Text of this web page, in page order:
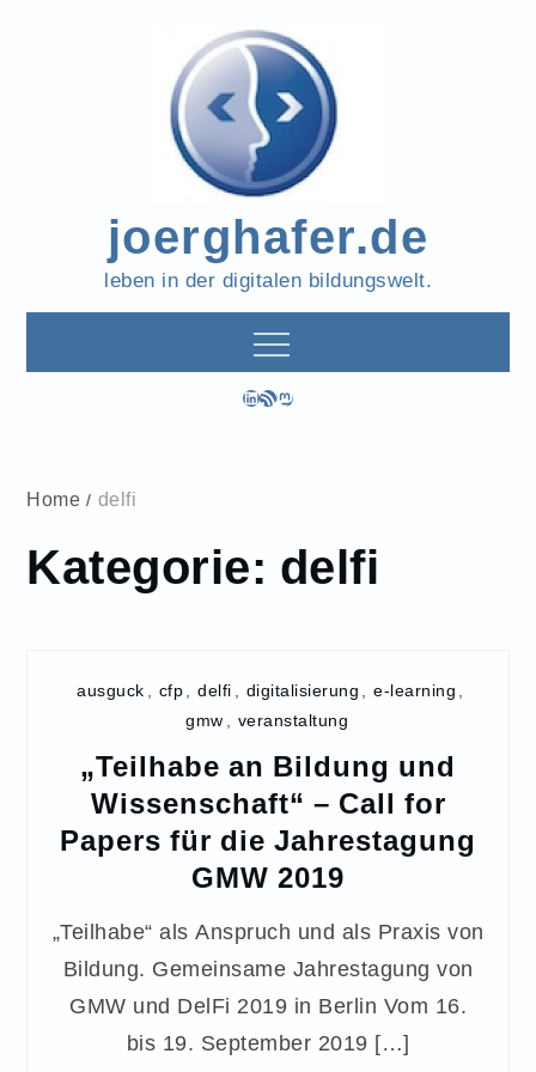
joerghafer.de
leben in der digitalen bildungswelt.
LinkedIn
RSS-FeedMastodon
Home delfi
Kategorie: delfi
ausguck cfp delfi digitalisierung e-learning
gmw
veranstaltung
„Teilhabe an Bildung und
Wissenschaft“ – Call for
Papers für die Jahrestagung
GMW 2019
„Teilhabe“ als Anspruch und als Praxis von
Bildung. Gemeinsame Jahrestagung von
GMW und DelFi 2019 in Berlin Vom 16.
bis 19. September 2019 […]